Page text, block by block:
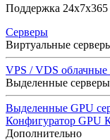
Поддержка 24x7x365
Серверы
Виртуальные
VPS / VDS облачные
Выделенные серверы
Выделенные GPU
Конфигуратор GPU
Дополнительно